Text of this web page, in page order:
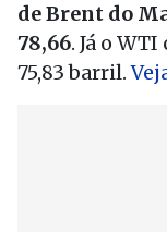
de Brent do
78,66. Já o
75,83 barril.